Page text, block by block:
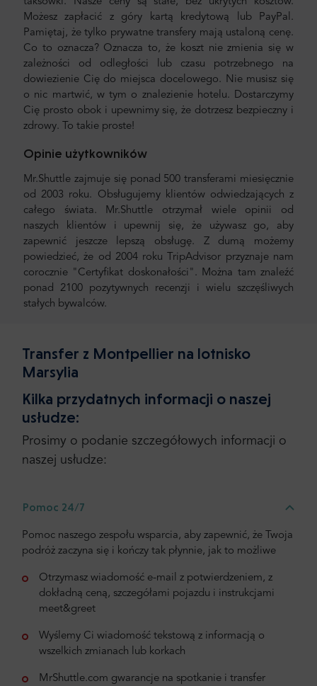
Możesz zapłacić z góry kartą kredytową lub PayPal.
Pamiętaj, że tylko prywatne transfery mają ustaloną cenę.
Co to oznacza? Oznacza to, że koszt nie zmienia się w
zależności od odległości lub czasu potrzebnego na
dowiezienie Cię do miejsca docelowego. Nie musisz się
o nic martwić, w tym o znalezienie hotelu. Dostarczymy
Cię prosto obok i upewnimy się, że dotrzesz bezpieczny i
zdrowy. To takie proste!
Opinie użytkowników
Mr.Shuttle zajmuje się ponad 500 transferami miesięcznie
od 2003 roku. Obsługujemy klientów odwiedzających z
całego świata. Mr.Shuttle otrzymał wiele opinii od
naszych klientów i upewnij się, że używasz go, aby
zapewnić jeszcze lepszą obsługę. Z dumą możemy
powiedzieć, że od 2004 roku TripAdvisor przyznaje nam
corocznie "Certyfikat doskonałości". Można tam znaleźć
ponad 2100 pozytywnych recenzji i wielu szczęśliwych
stałych bywalców.
Transfer z Montpellier na lotnisko
Marsylia
Kilka przydatnych informacji o naszej
usłudze:
Prosimy o podanie szczegółowych informacji o
naszej usłudze:
Pomoc 24/7
Pomoc naszego zespołu wsparcia, aby zapewnić, że Twoja
podróż zaczyna się i kończy tak płynnie, jak to możliwe
Otrzymasz wiadomość e-mail z potwierdzeniem, z
dokładną ceną, szczegółami pojazdu i instrukcjami
meet&greet
Wyślemy Ci wiadomość tekstową z informacją o
wszelkich zmianach lub korkach
MrShuttle.com gwarancje na spotkanie i transfer